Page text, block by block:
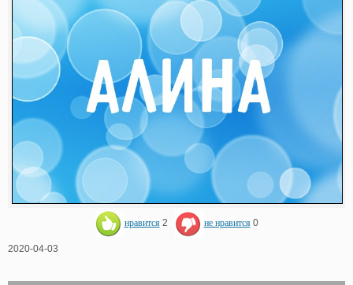
нравится 2 не нравится 0
2020-04-03